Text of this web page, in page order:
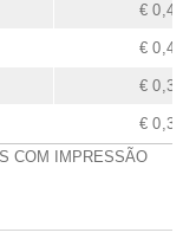
€ 0,47
€ 0,42
€ 0,38
€ 0,37
COM IMPRESSÃO